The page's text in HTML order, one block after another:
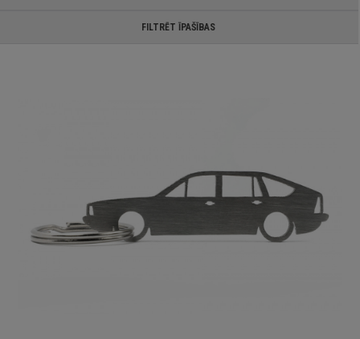
FILTRĒT ĪPAŠĪBAS